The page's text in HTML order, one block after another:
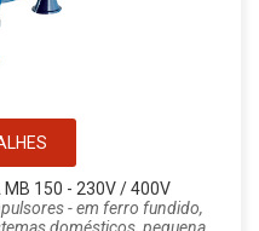
MB 150 - 230V / 400V
- em ferro fundido,